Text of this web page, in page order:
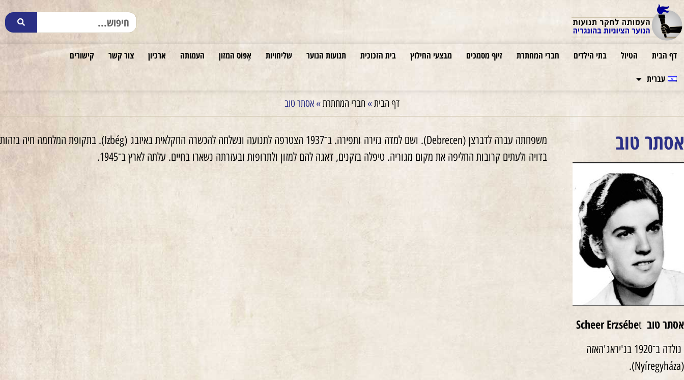
דף הבית הטיול בתי הילדים חברי המחתרת זיוף מסמכים מבצעי החילוץ בית הזכוכית תנועות הנוער שליחויות אֶפּוֹס המזון העמותה ארכיון צור קשר
קישורים
עברית
דף הבית»חברי המחתרת»אסתר טוב
אסתר טוב
אסתר טוב Scheer Erzsébet
נולדה ב־1920 בנ'יראג'האזה
(Nyíregyháza).
משפחתה עברה לדברצן (Debrecen). ושם למדה גזירה ותפירה. ב־1937 הצטרפה לתנועה ונשלחה להכשרה החקלאית באיזבג (Izbég). בתקופת המלחמה חיה בזהות
בדויה ולעתים קרובות החליפה את מקום מגוריה. טיפלה בזקנים, דאגה להם למזון ולתרופות ובעזרתה נשארו בחיים. עלתה לארץ ב־1945.